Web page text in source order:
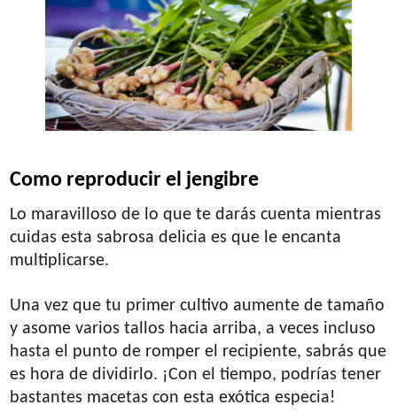
Como reproducir el jengibre
Lo maravilloso de lo que te darás cuenta mientras
cuidas esta sabrosa delicia es que le encanta
multiplicarse.
Una vez que tu primer cultivo aumente de tamaño
y asome varios tallos hacia arriba, a veces incluso
hasta el punto de romper el recipiente, sabrás que
es hora de dividirlo. ¡Con el tiempo, podrías tener
bastantes macetas con esta exótica especia!